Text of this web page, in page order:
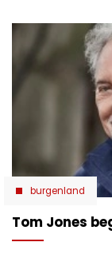
burgenland
Tom Jones